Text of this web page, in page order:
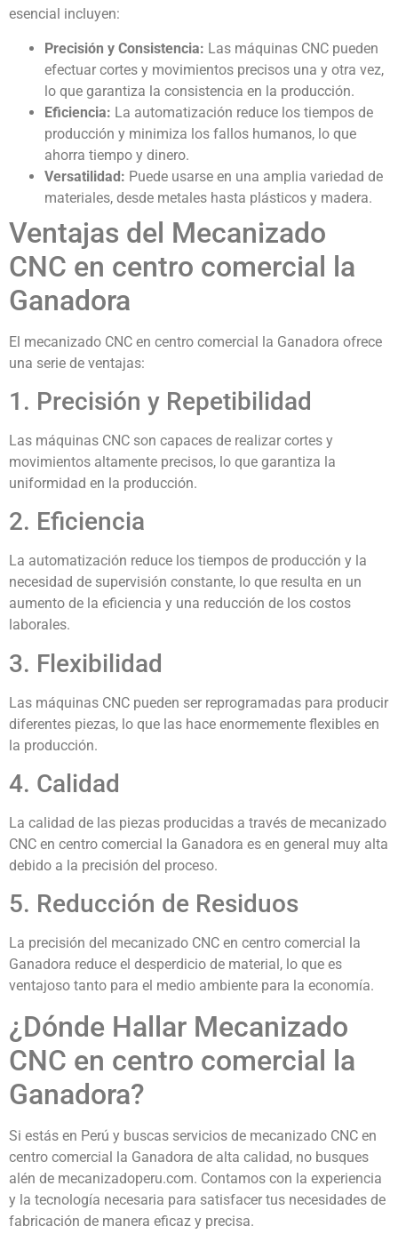
esencial incluyen:
Precisión y Consistencia: Las máquinas CNC pueden
efectuar cortes y movimientos precisos una y otra vez,
lo que garantiza la consistencia en la producción.
Eficiencia: La automatización reduce los tiempos de
producción y minimiza los fallos humanos, lo que
ahorra tiempo y dinero.
Versatilidad: Puede usarse en una amplia variedad de
materiales, desde metales hasta plásticos y madera.
Ventajas del Mecanizado
CNC en centro comercial la
Ganadora
El mecanizado CNC en centro comercial la Ganadora ofrece
una serie de ventajas:
1. Precisión y Repetibilidad
Las máquinas CNC son capaces de realizar cortes y
movimientos altamente precisos, lo que garantiza la
uniformidad en la producción.
2. Eficiencia
La automatización reduce los tiempos de producción y la
necesidad de supervisión constante, lo que resulta en un
aumento de la eficiencia y una reducción de los costos
laborales.
3. Flexibilidad
Las máquinas CNC pueden ser reprogramadas para producir
diferentes piezas, lo que las hace enormemente flexibles en
la producción.
4. Calidad
La calidad de las piezas producidas a través de mecanizado
CNC en centro comercial la Ganadora es en general muy alta
debido a la precisión del proceso.
5. Reducción de Residuos
La precisión del mecanizado CNC en centro comercial la
Ganadora reduce el desperdicio de material, lo que es
ventajoso tanto para el medio ambiente para la economía.
¿Dónde Hallar Mecanizado
CNC en centro comercial la
Ganadora?
Si estás en Perú y buscas servicios de mecanizado CNC en
centro comercial la Ganadora de alta calidad, no busques
alén de mecanizadoperu.com. Contamos con la experiencia
y la tecnología necesaria para satisfacer tus necesidades de
fabricación de manera eficaz y precisa.